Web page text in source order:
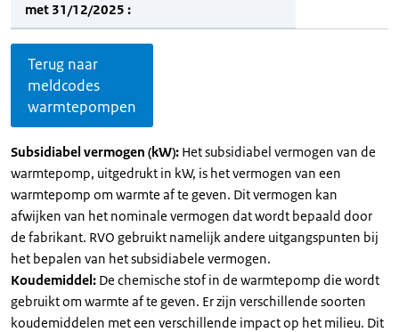
met 31/12/2025 :
Terug naar
meldcodes
warmtepompen
Subsidiabel vermogen (kW): Het subsidiabel vermogen van de
warmtepomp, uitgedrukt in kW, is het vermogen van een
warmtepomp om warmte af te geven. Dit vermogen kan
afwijken van het nominale vermogen dat wordt bepaald door
de fabrikant. RVO gebruikt namelijk andere uitgangspunten bij
het bepalen van het subsidiabele vermogen.
Koudemiddel: De chemische stof in de warmtepomp die wordt
gebruikt om warmte af te geven. Er zijn verschillende soorten
koudemiddelen met een verschillende impact op het milieu. Dit